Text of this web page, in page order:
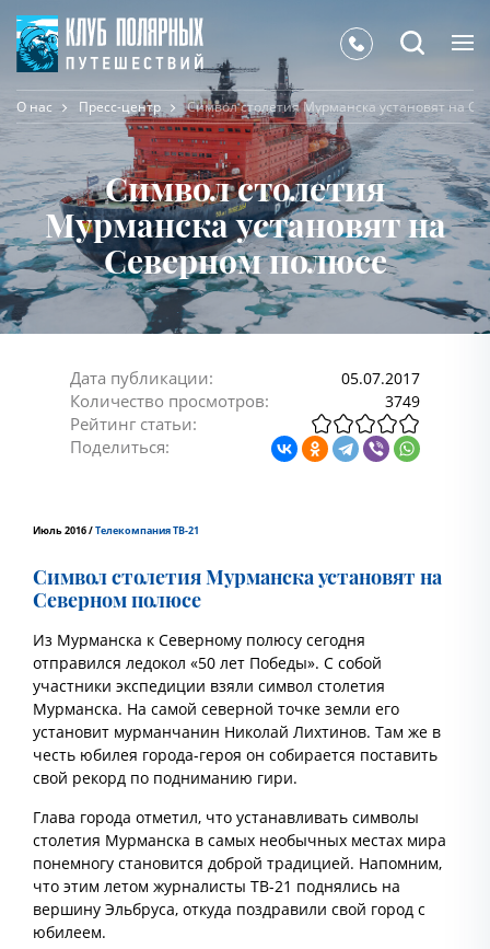
О нас Пресс-центр Символ столетия Мурманска установят на
Символ столетия
Мурманска установят на
Северном полюсе
Дата публикации: 05.07.2017
Количество просмотров: 3749
Рейтинг статьи:
Поделиться:
Июль 2016 /Телекомпания ТВ-21
Символ столетия Мурманска установят на
Северном полюсе
Из Мурманска к Северному полюсу сегодня
отправился ледокол «50 лет Победы». С собой
участники экспедиции взяли символ столетия
Мурманска. На самой северной точке земли его
установит мурманчанин Николай Лихтинов. Там же в
честь юбилея города-героя он собирается поставить
свой рекорд по подниманию гири.
Глава города отметил, что устанавливать символы
столетия Мурманска в самых необычных местах мира
понемногу становится доброй традицией. Напомним,
что этим летом журналисты ТВ-21 поднялись на
вершину Эльбруса, откуда поздравили свой город с
юбилеем.